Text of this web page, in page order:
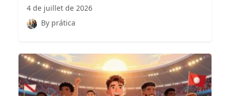
4 de juillet de 2026
By prática